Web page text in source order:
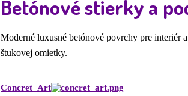
Betónové stierky a
Moderné luxusné betónové povrchy pre interiér
štukovej omietky.
Concret_Art